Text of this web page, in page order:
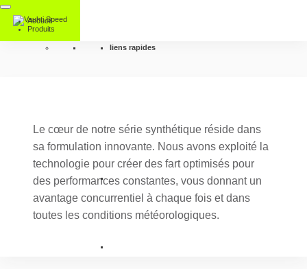
Accueil
Produits
liens rapides
Le cœur de notre série synthétique réside dans
sa formulation innovante. Nous avons exploité la
technologie pour créer des fart optimisés pour
des performances constantes, vous donnant un
avantage concurrentiel à chaque fois et dans
toutes les conditions météorologiques.